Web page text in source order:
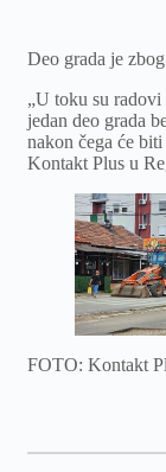
Deo grada je
„U toku su
jedan deo grada
nakon čega će
Kontakt Plus u
FOTO: Kontakt